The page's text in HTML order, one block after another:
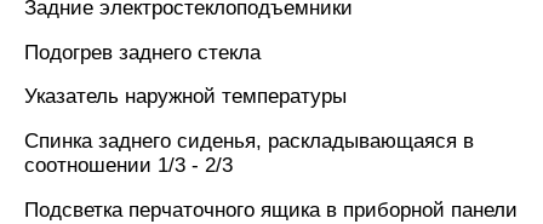
Задние электростеклоподъемники
Подогрев заднего стекла
Указатель наружной температуры
Спинка заднего сиденья, раскладывающаяся в
соотношении 1/3 - 2/3
Подсветка перчаточного ящика в приборной панели